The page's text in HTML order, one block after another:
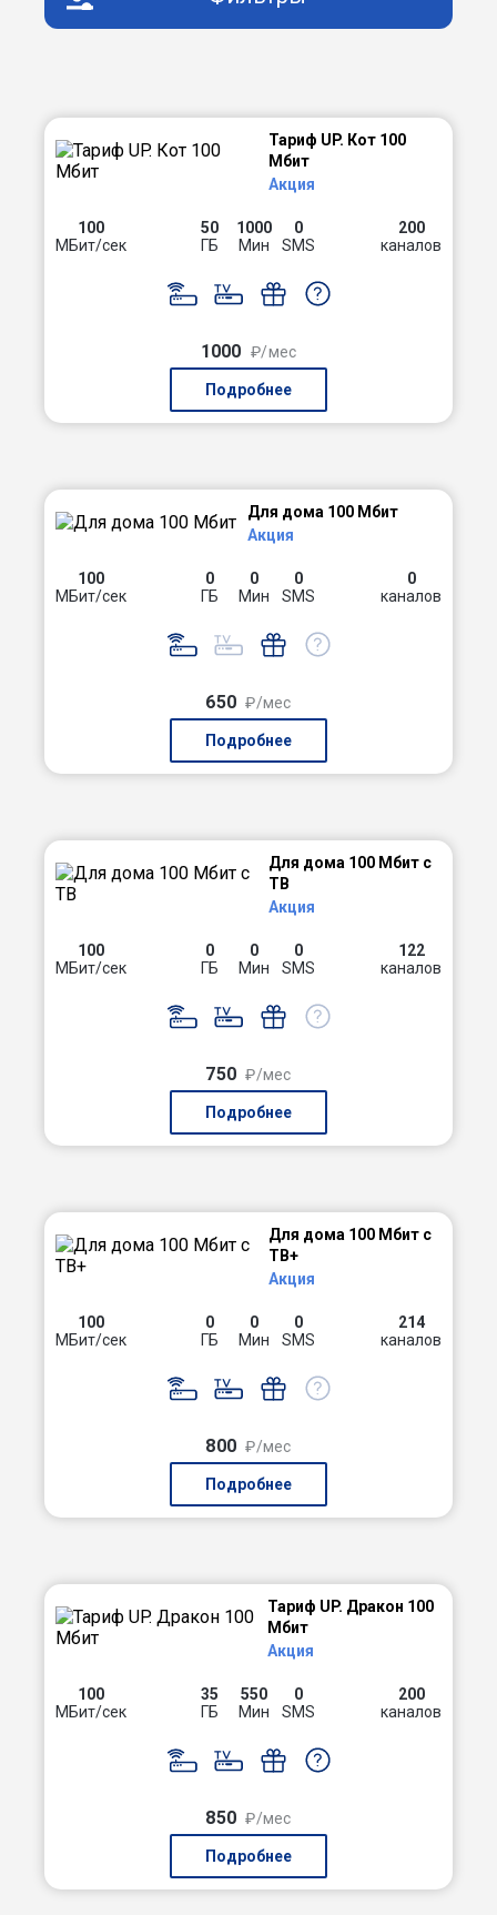
Тариф UP. Кот 100
Мбит
Акция
100
МБит/сек
50
ГБ
1000
Мин
0
SMS
200
каналов
1000 ₽/мес
Подробнее
Для дома 100 Мбит
Акция
100
МБит/сек
0
ГБ
0
Мин
0
SMS
0
каналов
650 ₽/мес
Подробнее
Для дома 100 Мбит с
ТВ
Акция
100
МБит/сек
0
ГБ
0
Мин
0
SMS
122
каналов
750 ₽/мес
Подробнее
Для дома 100 Мбит с
ТВ+
Акция
100
МБит/сек
0
ГБ
0
Мин
0
SMS
214
каналов
800 ₽/мес
Подробнее
Тариф UP. Дракон 100
Мбит
Акция
100
МБит/сек
35
ГБ
550
Мин
0
SMS
200
каналов
850 ₽/мес
Подробнее